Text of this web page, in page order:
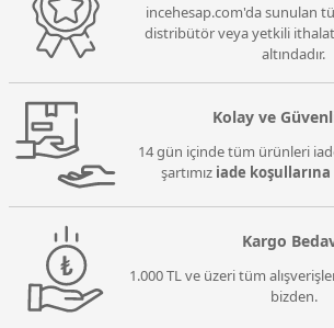
incehesap.com'da sunulan
distribütör veya yetkili
altındadır.
Kolay ve
14 gün içinde tüm ürünleri
şartımız iade koşullarına
Kargo
1.000 TL ve üzeri tüm
bizden.